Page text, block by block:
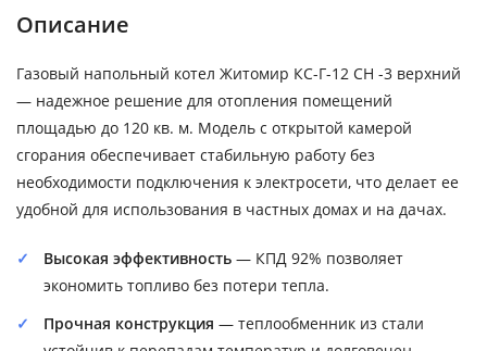
Описание
Газовый напольный котел Житомир КС-Г-12 СН -3 верхний
— надежное решение для отопления помещений
площадью до 120 кв. м. Модель с открытой камерой
сгорания обеспечивает стабильную работу без
необходимости подключения к электросети, что делает ее
удобной для использования в частных домах и на дачах.
Высокая эффективность — КПД 92% позволяет
экономить топливо без потери тепла.
Прочная конструкция — теплообменник из стали